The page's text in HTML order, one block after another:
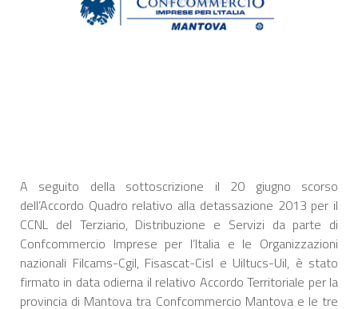
A seguito della sottoscrizione il 20 giugno scorso
dell’Accordo Quadro relativo alla detassazione 2013 per il
CCNL del Terziario, Distribuzione e Servizi da parte di
Confcommercio Imprese per l’Italia e le Organizzazioni
nazionali Filcams-Cgil, Fisascat-Cisl e Uiltucs-Uil, è stato
firmato in data odierna il relativo Accordo Territoriale per la
provincia di Mantova tra Confcommercio Mantova e le tre